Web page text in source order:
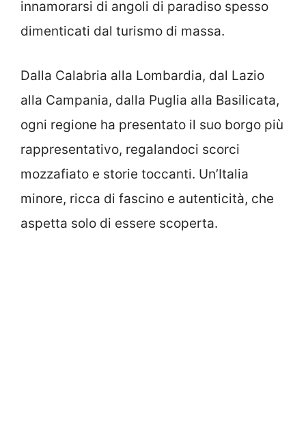
innamorarsi di angoli di paradiso spesso
dimenticati dal turismo di massa.
Dalla Calabria alla Lombardia, dal Lazio
alla Campania, dalla Puglia alla Basilicata,
ogni regione ha presentato il suo borgo più
rappresentativo, regalandoci scorci
mozzafiato e storie toccanti. Un’Italia
minore, ricca di fascino e autenticità, che
aspetta solo di essere scoperta.